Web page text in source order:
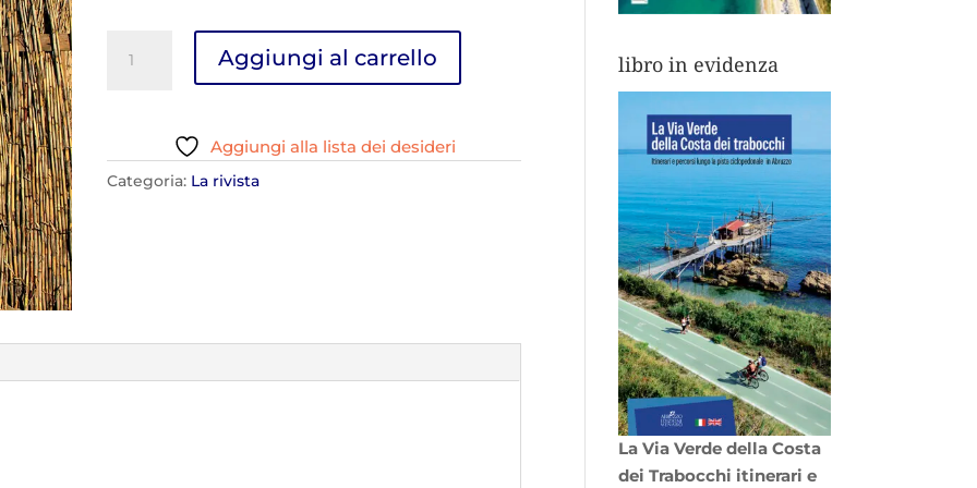
N.93
Aggiungi al carrello
Aggiungi alla lista dei desideri
Categoria: La rivista
libro in evidenza
La Via Verde della Costa
dei Trabocchi itinerari e